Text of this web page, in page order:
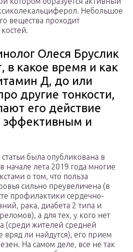
Небольшое
вещества проходит
Олеся Бруслик
в какое время и как
Д, до или
другие тонкости,
его действие
эффективным и
была опубликована в
начале лета 2019 года многие
о том, что польза
сильно преувеличена (в
профилактики сердечно-
рака, диабета 2 типа и
а для тех, у кого нет
(среди жителей средней
вряд ли найдутся), его прием
На самом деле, все не так